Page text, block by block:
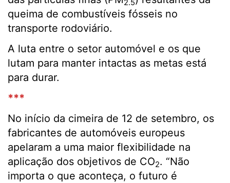
2.5
queima de combustíveis fósseis no
transporte rodoviário.
A luta entre o setor automóvel e os que
lutam para manter intactas as metas está
para durar.
***
No início da cimeira de 12 de setembro, os
fabricantes de automóveis europeus
apelaram a uma maior flexibilidade na
aplicação dos objetivos de CO2. “Não
importa o que aconteça, o futuro é